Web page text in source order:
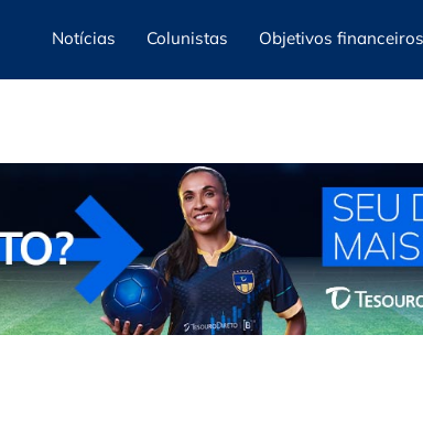
Notícias Colunistas Objetivos financeiros